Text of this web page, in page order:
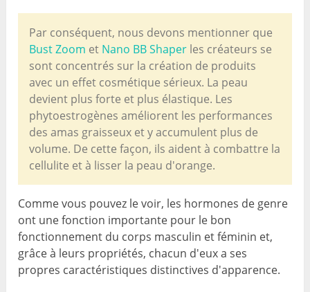
Par conséquent, nous devons mentionner que
Bust Zoom et Nano BB Shaper les créateurs se
sont concentrés sur la création de produits
avec un effet cosmétique sérieux. La peau
devient plus forte et plus élastique. Les
phytoestrogènes améliorent les performances
des amas graisseux et y accumulent plus de
volume. De cette façon, ils aident à combattre la
cellulite et à lisser la peau d'orange.
Comme vous pouvez le voir, les hormones de genre
ont une fonction importante pour le bon
fonctionnement du corps masculin et féminin et,
grâce à leurs propriétés, chacun d'eux a ses
propres caractéristiques distinctives d'apparence.